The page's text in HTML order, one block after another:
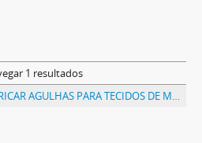
1 resultados
UM NOVO SYSTEMA DE FABRICAR AGULHAS PARA TECIDOS DE MEIA E OUTROS DE MALHA